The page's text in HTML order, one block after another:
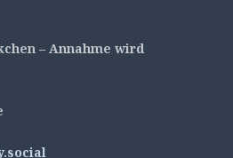
– Annahme wird